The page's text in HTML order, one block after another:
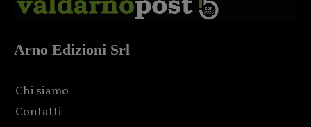
Arno Edizioni Srl
Chi siamo
Contatti